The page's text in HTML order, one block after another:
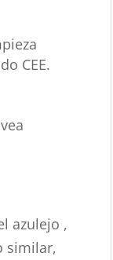
CEE.
azulejo ,
similar,